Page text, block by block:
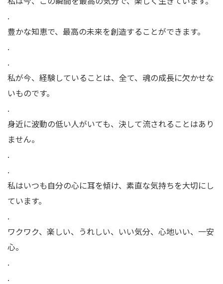
.
豊かな知恵で、最高の未来を創造することができます。
.
.
私が今、経験していることは、全て、魂の成長に欠かせな
いものです。
.
身近に波動の低い人がいても、決して流されることはあり
ません。
.
.
私はいつも自分の心に耳を傾け、素直な気持ちを大切にし
ています。
.
ワクワク、楽しい、うれしい、いい気分、心地いい、一安
心。
.
.